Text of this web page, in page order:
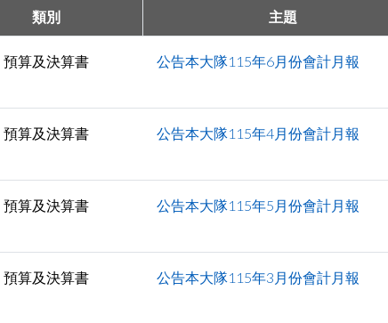
類別 主題
預算及決算書 公告本大隊115年6月份會計月報
預算及決算書 公告本大隊115年4月份會計月報
預算及決算書 公告本大隊115年5月份會計月報
預算及決算書 公告本大隊115年3月份會計月報